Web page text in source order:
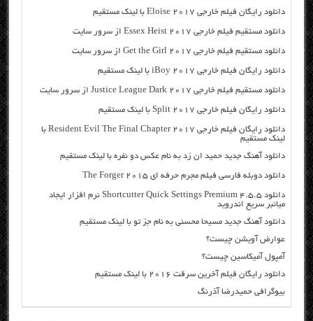
دانلود رایگان فیلم خارجی Eloise 2017 با لینک مستقیم
دانلود مستقیم فیلم خارجی Essex Heist 2017 از سرور سایت
دانلود مستقیم فیلم خارجی Get the Girl 2017 از سرور سایت
دانلود رایگان فیلم خارجی iBoy 2017 با لینک مستقیم
دانلود مستقیم فیلم خارجی Justice League Dark 2017 از سرور سایت
دانلود رایگان فیلم خارجی Split 2017 با لینک مستقیم
دانلود رایگان فیلم خارجی Resident Evil The Final Chapter 2017 با
لینک مستقیم
دانلود آهنگ جدید حمید ان زد به نام عکس دو نفره با لینک مستقیم
دانلود دوبله فارسی فیلم مجرم حرفه ای The Forger 2015
دانلود Shortcutter Quick Settings​ Premium 4.5.5 نرم افزار ایجاد
میانبر سریع اندروید
دانلود آهنگ جدید مسیحا محسنی به نام جز تو با لینک مستقیم
عوارض آویشن چیست؟
آمپول آمیکاسین چیست؟
دانلود رایگان فیلم آخرین سرقت ۲۰۱۶ با لینک مستقیم
بیوگرافی حمیدرضا آذرنگ